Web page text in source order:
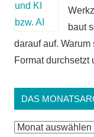
baut
darauf auf.
Format durchsetzt
DAS
Das